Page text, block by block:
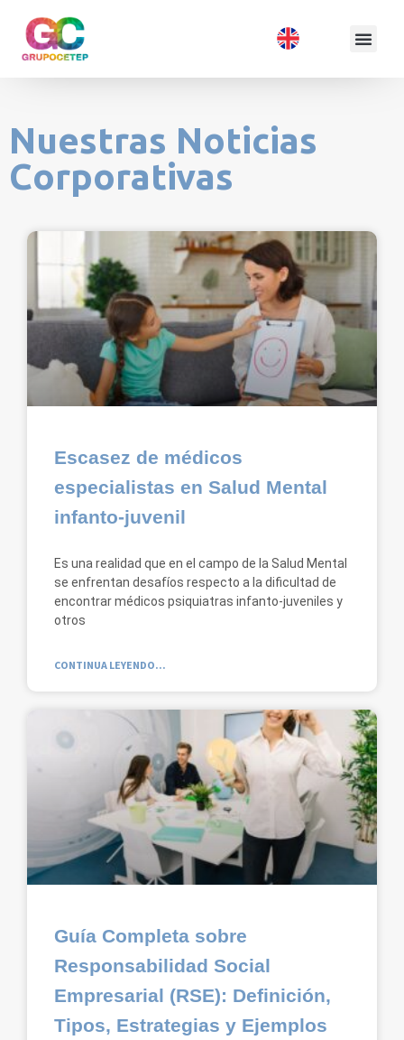
Nuestras Noticias
Corporativas
Escasez de médicos
especialistas en Salud Mental
infanto-juvenil
Es una realidad que en el campo de la Salud Mental
se enfrentan desafíos respecto a la dificultad de
encontrar médicos psiquiatras infanto-juveniles y
otros
CONTINUA LEYENDO...
Guía Completa sobre
Responsabilidad Social
Empresarial (RSE): Definición,
Tipos, Estrategias y Ejemplos